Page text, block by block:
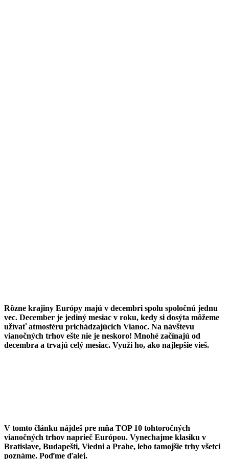
Rôzne krajiny Európy majú v decembri spolu spoločnú jednu
vec. December je jediný mesiac v roku, kedy si dosýta môžeme
užívať atmosféru prichádzajúcich Vianoc. Na návštevu
vianočných trhov ešte nie je neskoro! Mnohé začínajú od
decembra a trvajú celý mesiac. Využi ho, ako najlepšie vieš.
V tomto článku nájdeš pre mňa TOP 10 tohtoročných
vianočných trhov naprieč Európou. Vynechajme klasiku v
Bratislave, Budapešti, Viedni a Prahe, lebo tamojšie trhy všetci
poznáme. Poďme ďalej.